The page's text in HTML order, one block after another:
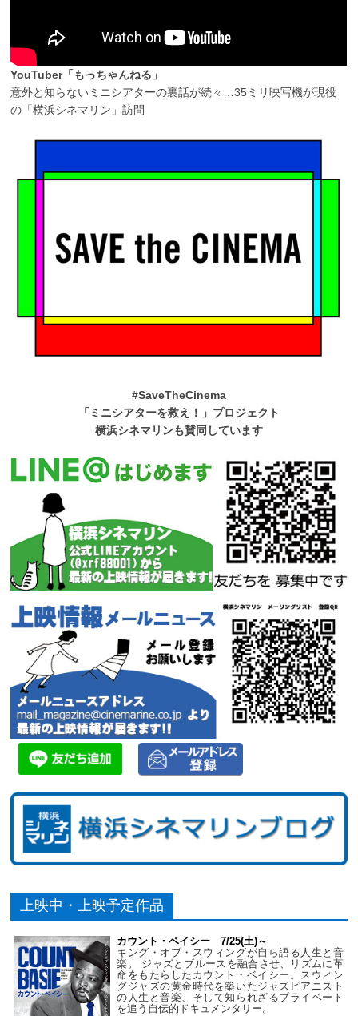
YouTuber「もっちゃんねる」
意外と知らないミニシアターの裏話が続々…35ミリ映写機が現役
の「横浜シネマリン」訪問
#SaveTheCinema
「ミニシアターを救え！」プロジェクト
横浜シネマリンも賛同しています
上映中・上映予定作品
カウント・ベイシー 7/25(土)～
キング・オブ・スウィングが自ら語る人生と音
楽。 ジャズとブルースを融合させ、リズムに革
命をもたらしたカウント・ベイシー。スウィン
グジャズの黄金時代を築いたジャズピアニスト
の人生と音楽、そして知られざるプライベート
を追う自伝的ドキュメンタリー。